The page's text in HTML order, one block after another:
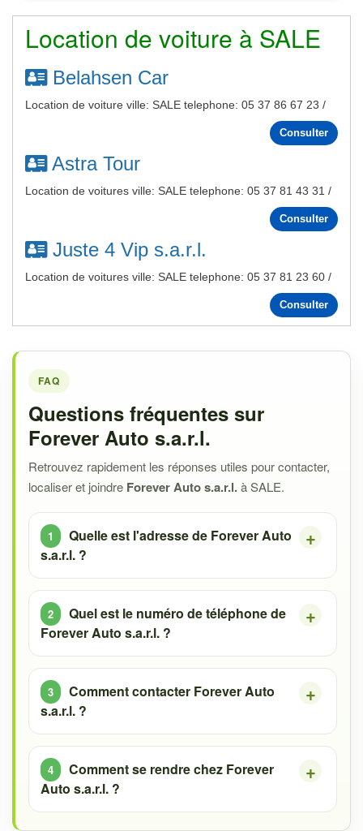
Location de voiture à SALE
Belahsen Car
Location de voiture ville: SALE telephone: 05 37 86 67 23 /
Consulter
Astra Tour
Location de voitures ville: SALE telephone: 05 37 81 43 31 /
Consulter
Juste 4 Vip s.a.r.l.
Location de voitures ville: SALE telephone: 05 37 81 23 60 /
Consulter
FAQ
Questions fréquentes sur
Forever Auto s.a.r.l.
Retrouvez rapidement les réponses utiles pour contacter,
localiser et joindre Forever Auto s.a.r.l.à SALE.
Quelle est l'adresse de Forever Auto
s.a.r.l. ?
Quel est le numéro de téléphone de
Forever Auto s.a.r.l. ?
Comment contacter Forever Auto
s.a.r.l. ?
Comment se rendre chez Forever
Auto s.a.r.l. ?